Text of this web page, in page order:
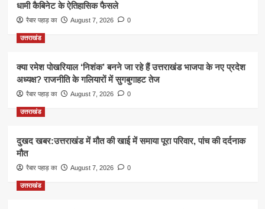
धामी कैबिनेट के ऐतिहासिक फैसले
रैबार पहाड़ का August 7, 2026 0
उत्तराखंड
क्या रमेश पोखरियाल ‘निशंक’ बनने जा रहे हैं उत्तराखंड भाजपा के नए प्रदेश
अध्यक्ष? राजनीति के गलियारों में सुगबुगाहट तेज
रैबार पहाड़ का August 7, 2026 0
उत्तराखंड
दुखद खबर:उत्तराखंड में मौत की खाई में समाया पूरा परिवार, पांच की दर्दनाक
मौत
रैबार पहाड़ का August 7, 2026 0
उत्तराखंड